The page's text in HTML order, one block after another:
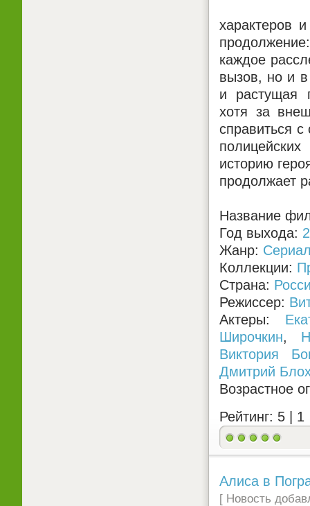
характеров
каждое
вызов, но и
и растущая
хотя за
справиться
историю
продолжает
Название
Год выхода:
Жанр:
Коллекции:
Страна:
Режиссер:
Актеры:
Широчкин,
Виктория
Дмитрий
Возрастное
Рейтинг: 5 | 1
Алиса в
[ Новость